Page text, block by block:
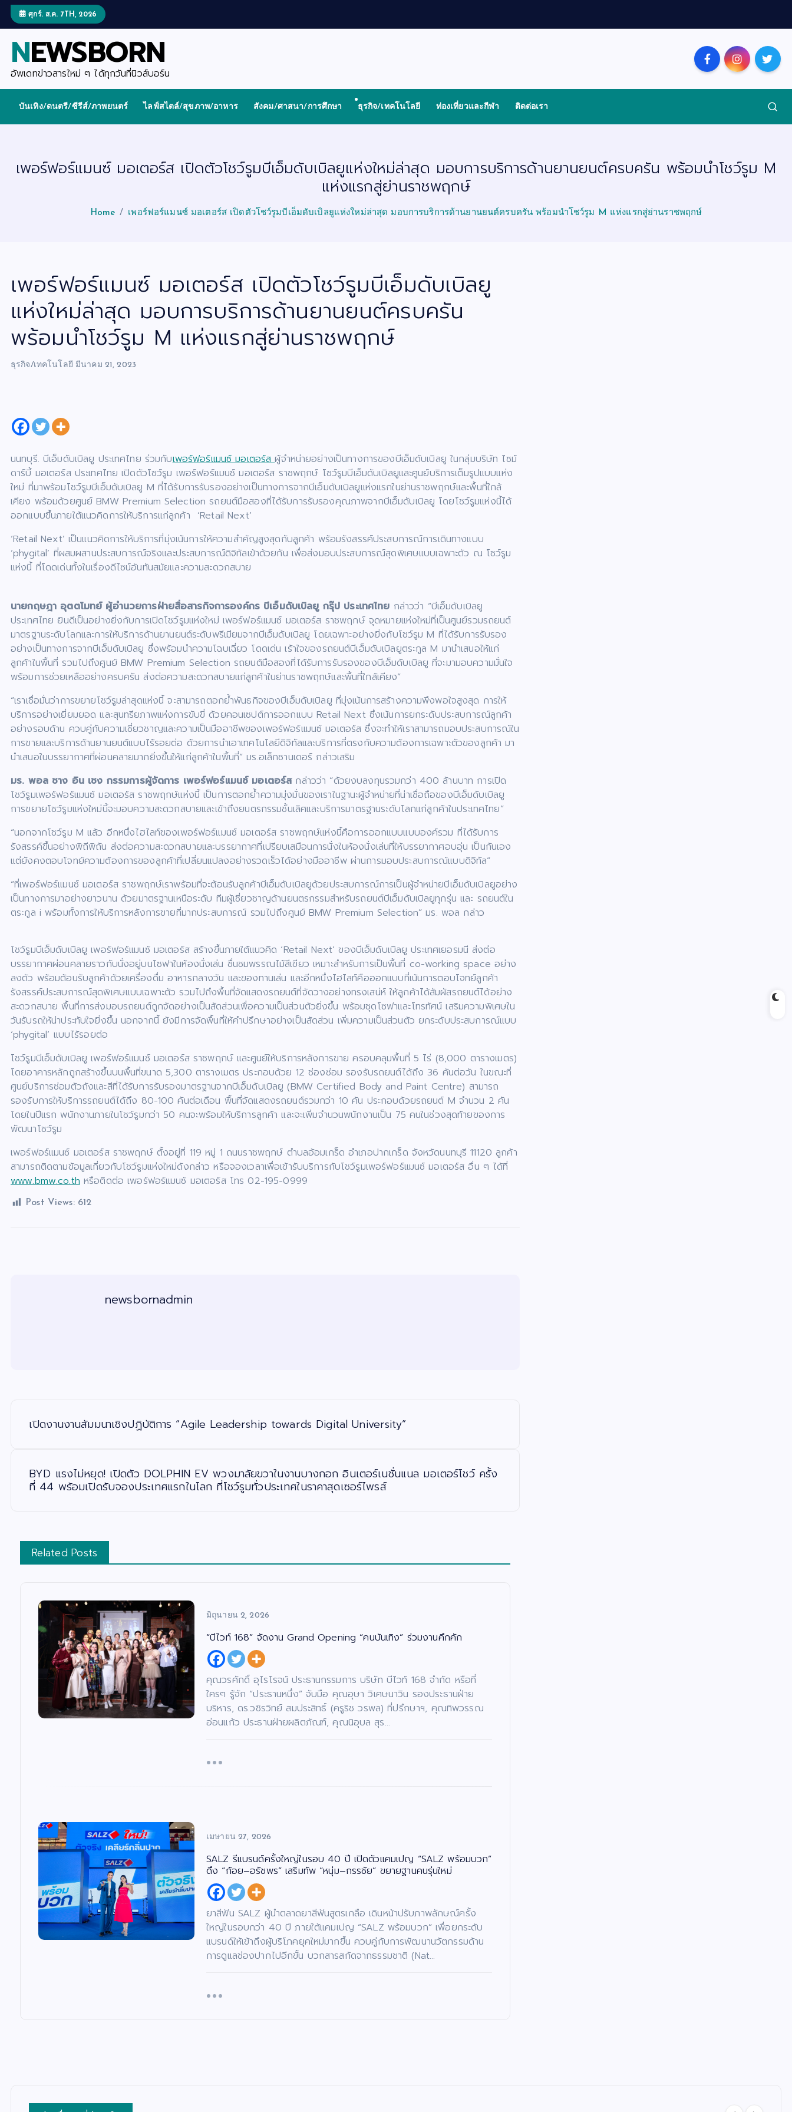
t
ศุกร์. ส.ค. 7TH, 2026
NEWSBORN
อัพเดทข่าวสารใหม่ ๆ ได้ทุกวันที่นิวส์บอร์น
บันเทิง/ดนตรี/ซีรีส์/ภาพยนตร์ ไลฟ์สไตล์/สุขภาพ/อาหาร สังคม/ศาสนา/การศึกษา ธุรกิจ/เทคโนโลยี ท่องเที่ยวและกีฬา ติดต่อเรา
เพอร์ฟอร์แมนซ์ มอเตอร์ส เปิดตัวโชว์รูมบีเอ็มดับเบิลยูแห่งใหม่ล่าสุด มอบการบริการด้านยานยนต์ครบครัน พร้อมนำโชว์รูม M
แห่งแรกสู่ย่านราชพฤกษ์
Home เพอร์ฟอร์แมนซ์ มอเตอร์ส เปิดตัวโชว์รูมบีเอ็มดับเบิลยูแห่งใหม่ล่าสุด มอบการบริการด้านยานยนต์ครบครัน พร้อมนำโชว์รูม M แห่งแรกสู่ย่านราชพฤกษ์
เพอร์ฟอร์แมนซ์ มอเตอร์ส เปิดตัวโชว์รูมบีเอ็มดับเบิลยู
แห่งใหม่ล่าสุด มอบการบริการด้านยานยนต์ครบครัน
พร้อมนำโชว์รูม M แห่งแรกสู่ย่านราชพฤกษ์
ธุรกิจ/เทคโนโลยี มีนาคม 21, 2023
นนทบุรี. บีเอ็มดับเบิลยู ประเทศไทย ร่วมกับเพอร์ฟอร์แมนซ์ มอเตอร์สผู้จำหน่ายอย่างเป็นทางการของบีเอ็มดับเบิลยู ในกลุ่มบริษัท ไซม์
ดาร์บี้ มอเตอร์ส ประเทศไทย เปิดตัวโชว์รูม เพอร์ฟอร์แมนซ์ มอเตอร์ส ราชพฤกษ์ โชว์รูมบีเอ็มดับเบิลยูและศูนย์บริการเต็มรูปแบบแห่ง
ใหม่ ที่มาพร้อมโชว์รูมบีเอ็มดับเบิลยู M ที่ได้รับการรับรองอย่างเป็นทางการจากบีเอ็มดับเบิลยูแห่งแรกในย่านราชพฤกษ์และพื้นที่ใกล้
เคียง พร้อมด้วยศูนย์ BMW Premium Selection รถยนต์มือสองที่ได้รับการรับรองคุณภาพจากบีเอ็มดับเบิลยู โดยโชว์รูมแห่งนี้ได้
ออกแบบขึ้นภายใต้แนวคิดการให้บริการแก่ลูกค้า ‘Retail Next’
‘Retail Next’ เป็นแนวคิดการให้บริการที่มุ่งเน้นการให้ความสำคัญสูงสุดกับลูกค้า พร้อมรังสรรค์ประสบการณ์การเดินทางแบบ
‘phygital’ ที่ผสมผสานประสบการณ์จริงและประสบการณ์ดิจิทัลเข้าด้วยกัน เพื่อส่งมอบประสบการณ์สุดพิเศษแบบเฉพาะตัว ณ โชว์รูม
แห่งนี้ ที่โดดเด่นทั้งในเรื่องดีไซน์อันทันสมัยและความสะดวกสบาย
นายกฤษฎา อุตตโมทย์ ผู้อำนวยการฝ่ายสื่อสารกิจการองค์กร บีเอ็มดับเบิลยู กรุ๊ป ประเทศไทย กล่าวว่า “บีเอ็มดับเบิลยู
ประเทศไทย ยินดีเป็นอย่างยิ่งกับการเปิดโชว์รูมแห่งใหม่ เพอร์ฟอร์แมนซ์ มอเตอร์ส ราชพฤกษ์ จุดหมายแห่งใหม่ที่เป็นศูนย์รวมรถยนต์
มาตรฐานระดับโลกและการให้บริการด้านยานยนต์ระดับพรีเมียมจากบีเอ็มดับเบิลยู โดยเฉพาะอย่างยิ่งกับโชว์รูม M ที่ได้รับการรับรอง
อย่างเป็นทางการจากบีเอ็มดับเบิลยู ซึ่งพร้อมนำความโฉบเฉี่ยว โดดเด่น เร้าใจของรถยนต์บีเอ็มดับเบิลยูตระกูล M มานำเสนอให้แก่
ลูกค้าในพื้นที่ รวมไปถึงศูนย์ BMW Premium Selection รถยนต์มือสองที่ได้รับการรับรองของบีเอ็มดับเบิลยู ที่จะมามอบความมั่นใจ
พร้อมการช่วยเหลืออย่างครบครัน ส่งต่อความสะดวกสบายแก่ลูกค้าในย่านราชพฤกษ์และพื้นที่ใกล้เคียง”
“เราเชื่อมั่นว่าการขยายโชว์รูมล่าสุดแห่งนี้ จะสามารถตอกย้ำพันธกิจของบีเอ็มดับเบิลยู ที่มุ่งเน้นการสร้างความพึงพอใจสูงสุด การให้
บริการอย่างเยี่ยมยอด และสุนทรียภาพแห่งการขับขี่ ด้วยคอนเซปต์การออกแบบ Retail Next ซึ่งเน้นการยกระดับประสบการณ์ลูกค้า
อย่างรอบด้าน ควบคู่กับความเชี่ยวชาญและความเป็นมืออาชีพของเพอร์ฟอร์แมนซ์ มอเตอร์ส ซึ่งจะทำให้เราสามารถมอบประสบการณ์ใน
การขายและบริการด้านยานยนต์แบบไร้รอยต่อ ด้วยการนำเอาเทคโนโลยีดิจิทัลและบริการที่ตรงกับความต้องการเฉพาะตัวของลูกค้า มา
นำเสนอในบรรยากาศที่ผ่อนคลายมากยิ่งขึ้นให้แก่ลูกค้าในพื้นที่” มร.อเล็กซานเดอร์ กล่าวเสริม
มร. พอล ชาง อิน เชง กรรมการผู้จัดการ เพอร์ฟอร์แมนซ์ มอเตอร์สกล่าวว่า “ด้วยงบลงทุนรวมกว่า 400 ล้านบาท การเปิด
โชว์รูมเพอร์ฟอร์แมนซ์ มอเตอร์ส ราชพฤกษ์แห่งนี้ เป็นการตอกย้ำความมุ่งมั่นของเราในฐานะผู้จำหน่ายที่น่าเชื่อถือของบีเอ็มดับเบิลยู
การขยายโชว์รูมแห่งใหม่นี้จะมอบความสะดวกสบายและเข้าถึงยนตรกรรมชั้นเลิศและบริการมาตรฐานระดับโลกแก่ลูกค้าในประเทศไทย”
“นอกจากโชว์รูม M แล้ว อีกหนึ่งไฮไลท์ของเพอร์ฟอร์แมนซ์ มอเตอร์ส ราชพฤกษ์แห่งนี้คือการออกแบบแบบองค์รวม ที่ได้รับการ
รังสรรค์ขึ้นอย่างพิถีพิถัน ส่งต่อความสะดวกสบายและบรรยากาศที่เปรียบเสมือนการนั่งในห้องนั่งเล่นที่ให้บรรยากาศอบอุ่น เป็นกันเอง
แต่ยังคงตอบโจทย์ความต้องการของลูกค้าที่เปลี่ยนแปลงอย่างรวดเร็วได้อย่างมืออาชีพ ผ่านการมอบประสบการณ์แบบดิจิทัล”
“ที่เพอร์ฟอร์แมนซ์ มอเตอร์ส ราชพฤกษ์เราพร้อมที่จะต้อนรับลูกค้าบีเอ็มดับเบิลยูด้วยประสบการณ์การเป็นผู้จำหน่ายบีเอ็มดับเบิลยูอย่าง
เป็นทางการมาอย่างยาวนาน ด้วยมาตรฐานเหนือระดับ ทีมผู้เชี่ยวชาญด้านยนตรกรรมสำหรับรถยนต์บีเอ็มดับเบิลยูทุกรุ่น และ รถยนต์ใน
ตระกูล i พร้อมทั้งการให้บริการหลังการขายที่มากประสบการณ์ รวมไปถึงศูนย์ BMW Premium Selection” มร. พอล กล่าว
โชว์รูมบีเอ็มดับเบิลยู เพอร์ฟอร์แมนซ์ มอเตอร์ส สร้างขึ้นภายใต้แนวคิด ‘Retail Next’ ของบีเอ็มดับเบิลยู ประเทศเยอรมนี ส่งต่อ
บรรยากาศผ่อนคลายราวกับนั่งอยู่บนโซฟาในห้องนั่งเล่น ชื่นชมพรรณไม้สีเขียว เหมาะสำหรับการเป็นพื้นที่ co-working space อย่าง
ลงตัว พร้อมต้อนรับลูกค้าด้วยเครื่องดื่ม อาหารกลางวัน และของทานเล่น และอีกหนึ่งไฮไลท์คือออกแบบที่เน้นการตอบโจทย์ลูกค้า
รังสรรค์ประสบการณ์สุดพิเศษแบบเฉพาะตัว รวมไปถึงพื้นที่จัดแสดงรถยนต์ที่จัดวางอย่างทรงเสน่ห์ ให้ลูกค้าได้สัมผัสรถยนต์ได้อย่าง
สะดวกสบาย พื้นที่การส่งมอบรถยนต์ถูกจัดอย่างเป็นสัดส่วนเพื่อความเป็นส่วนตัวยิ่งขึ้น พร้อมชุดโซฟาและโทรทัศน์ เสริมความพิเศษใน
วันรับรถให้น่าประทับใจยิ่งขึ้น นอกจากนี้ ยังมีการจัดพื้นที่ให้คำปรึกษาอย่างเป็นสัดส่วน เพิ่มความเป็นส่วนตัว ยกระดับประสบการณ์แบบ
‘phygital’ แบบไร้รอยต่อ
โชว์รูมบีเอ็มดับเบิลยู เพอร์ฟอร์แมนซ์ มอเตอร์ส ราชพฤกษ์ และศูนย์ให้บริการหลังการขาย ครอบคลุมพื้นที่ 5 ไร่ (8,000 ตารางเมตร)
โดยอาคารหลักถูกสร้างขึ้นบนพื้นที่ขนาด 5,300 ตารางเมตร ประกอบด้วย 12 ช่องซ่อม รองรับรถยนต์ได้ถึง 36 คันต่อวัน ในขณะที่
ศูนย์บริการซ่อมตัวถังและสีที่ได้รับการรับรองมาตรฐานจากบีเอ็มดับเบิลยู (BMW Certified Body and Paint Centre) สามารถ
รองรับการให้บริการรถยนต์ได้ถึง 80-100 คันต่อเดือน พื้นที่จัดแสดงรถยนต์รวมกว่า 10 คัน ประกอบด้วยรถยนต์ M จำนวน 2 คัน
โดยในปีแรก พนักงานภายในโชว์รูมกว่า 50 คนจะพร้อมให้บริการลูกค้า และจะเพิ่มจำนวนพนักงานเป็น 75 คนในช่วงสุดท้ายของการ
พัฒนาโชว์รูม
เพอร์ฟอร์แมนซ์ มอเตอร์ส ราชพฤกษ์ ตั้งอยู่ที่ 119 หมู่ 1 ถนนราชพฤกษ์ ตำบลอ้อมเกร็ด อำเภอปากเกร็ด จังหวัดนนทบุรี 11120 ลูกค้า
สามารถติดตามข้อมูลเกี่ยวกับโชว์รูมแห่งใหม่ดังกล่าว หรือจองเวลาเพื่อเข้ารับบริการกับโชว์รูมเพอร์ฟอร์แมนซ์ มอเตอร์ส อื่น ๆ ได้ที่
www.bmw.co.thหรือติดต่อ เพอร์ฟอร์แมนซ์ มอเตอร์ส โทร 02-195-0999
Post Views: 612
newsbornadmin
เปิดงานงานสัมมนาเชิงปฏิบัติการ “Agile Leadership towards Digital University”
BYD แรงไม่หยุด! เปิดตัว DOLPHIN EV พวงมาลัยขวาในงานบางกอก อินเตอร์เนชั่นแนล มอเตอร์โชว์ ครั้ง
ที่ 44 พร้อมเปิดรับจองประเทศแรกในโลก ที่โชว์รูมทั่วประเทศในราคาสุดเซอร์ไพรส์
Related Posts
มิถุนายน 2, 2026
“บีไวท์ 168” จัดงาน Grand Opening “คนบันเทิง” ร่วมงานคึกคัก
คุณวรศักดิ์ อุไรโรจน์ ประธานกรรมการ บริษัท บีไวท์ 168 จำกัด หรือที่
ใครๆ รู้จัก “ประธานหนึ่ง” จับมือ คุณอุษา วิเศษนาวิน รองประธานฝ่าย
บริหาร, ดร.วชิรวิทย์ สมประสิทธิ์ (ครูริช วรพล) ที่ปรึกษาฯ, คุณทิพวรรณ
อ่อนแก้ว ประธานฝ่ายผลิตภัณฑ์, คุณนิอุบล สุร…
เมษายน 27, 2026
SALZ รีแบรนด์ครั้งใหญ่ในรอบ 40 ปี เปิดตัวแคมเปญ “SALZ พร้อมบวก”
ดึง “ก้อย–อรัชพร” เสริมทัพ “หนุ่ม–กรรชัย” ขยายฐานคนรุ่นใหม่
ยาสีฟัน SALZ ผู้นำตลาดยาสีฟันสูตรเกลือ เดินหน้าปรับภาพลักษณ์ครั้ง
ใหญ่ในรอบกว่า 40 ปี ภายใต้แคมเปญ “SALZ พร้อมบวก” เพื่อยกระดับ
แบรนด์ให้เข้าถึงผู้บริโภคยุคใหม่มากขึ้น ควบคู่กับการพัฒนานวัตกรรมด้าน
การดูแลช่องปากไปอีกขั้น บวกสารสกัดจากธรรมชาติ (Nat…